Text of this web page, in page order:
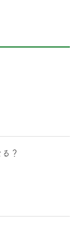
？